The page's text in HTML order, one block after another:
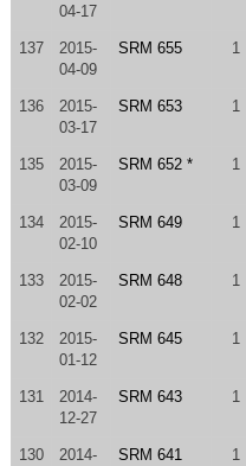
04-17
137
2015-
04-09
SRM 655 1
136
2015-
03-17
SRM 653 1
135
2015-
03-09
SRM 652 * 1
134
2015-
02-10
SRM 649 1
133
2015-
02-02
SRM 648 1
132
2015-
01-12
SRM 645 1
131
2014-
12-27
SRM 643 1
130
2014-
SRM 641 1